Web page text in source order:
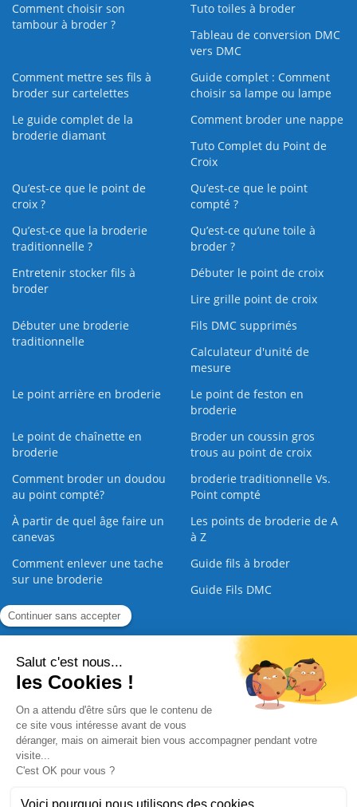
Comment choisir son
tambour à broder ?
Tuto toiles à broder
Tableau de conversion DMC
vers DMC
Comment mettre ses fils à
broder sur cartelettes
Guide complet : Comment
choisir sa lampe ou lampe
Le guide complet de la
broderie diamant
Comment broder une nappe
Tuto Complet du Point de
Croix
Qu’est-ce que le point de
croix ?
Qu’est-ce que le point
compté ?
Qu’est-ce que la broderie
traditionnelle ?
Qu’est‑ce qu’une toile à
broder ?
Entretenir stocker fils à
broder
Débuter le point de croix
Lire grille point de croix
Débuter une broderie
traditionnelle
Fils DMC supprimés
Calculateur d'unité de
mesure
Le point arrière en broderie
Le point de feston en
broderie
Le point de chaînette en
broderie
Broder un coussin gros
trous au point de croix
Comment broder un doudou
au point compté?
broderie traditionnelle Vs.
Point compté
À partir de quel âge faire un
canevas
Les points de broderie de A
à Z
Comment enlever une tache
sur une broderie
Guide fils à broder
Guide Fils DMC
Guide de la Broderie
Commande Papier Qui sommes nous Nous contacter |
Paiement sécurisé